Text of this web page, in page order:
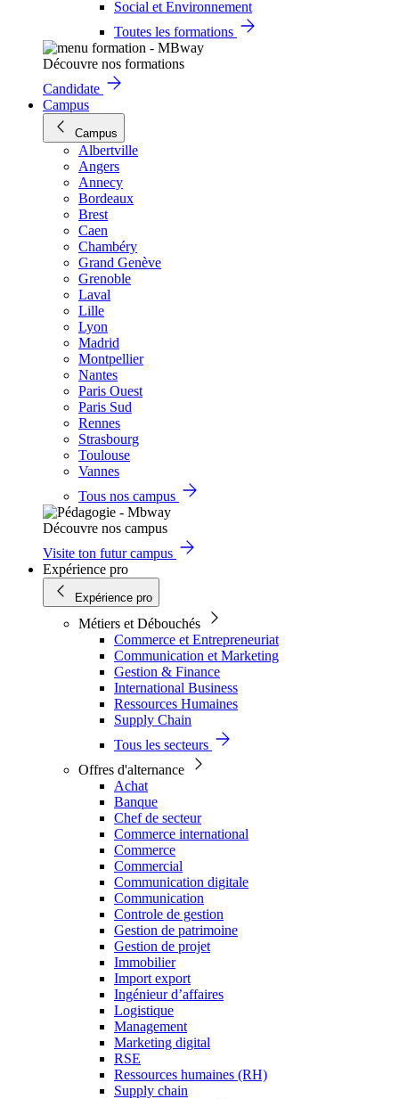
Social et Environnement
Toutes les formations
Découvre nos formations
Candidate
Campus
Campus
Albertville
Angers
Annecy
Bordeaux
Brest
Caen
Chambéry
Grand Genève
Grenoble
Laval
Lille
Lyon
Madrid
Montpellier
Nantes
Paris Ouest
Paris Sud
Rennes
Strasbourg
Toulouse
Vannes
Tous nos campus
Découvre nos campus
Visite ton futur campus
Expérience pro
Expérience pro
Métiers et Débouchés
Commerce et Entrepreneuriat
Communication et Marketing
Gestion & Finance
International Business
Ressources Humaines
Supply Chain
Tous les secteurs
Offres d'alternance
Achat
Banque
Chef de secteur
Commerce international
Commerce
Commercial
Communication digitale
Communication
Controle de gestion
Gestion de patrimoine
Gestion de projet
Immobilier
Import export
Ingénieur d’affaires
Logistique
Management
Marketing digital
RSE
Ressources humaines (RH)
Supply chain